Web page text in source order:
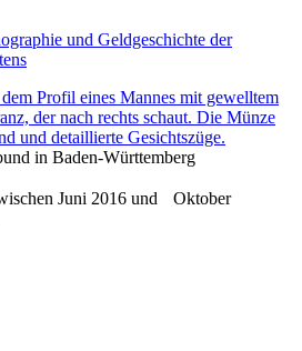
und Geldgeschichte der
in Baden-Württemberg
Juni 2016 und Oktober